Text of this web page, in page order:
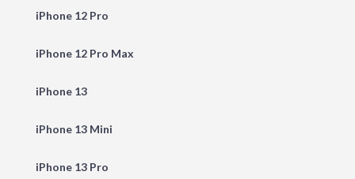
iPhone 12 Pro
iPhone 12 Pro Max
iPhone 13
iPhone 13 Mini
iPhone 13 Pro